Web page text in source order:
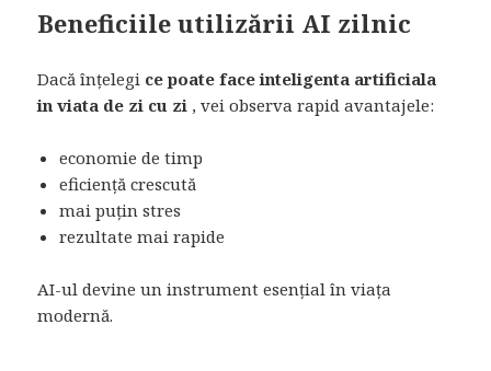
Beneficiile utilizării AI zilnic
Dacă înțelegi ce poate face inteligenta artificiala
in viata de zi cu zi , vei observa rapid avantajele:
economie de timp
eficiență crescută
mai puțin stres
rezultate mai rapide
AI-ul devine un instrument esențial în viața
modernă.